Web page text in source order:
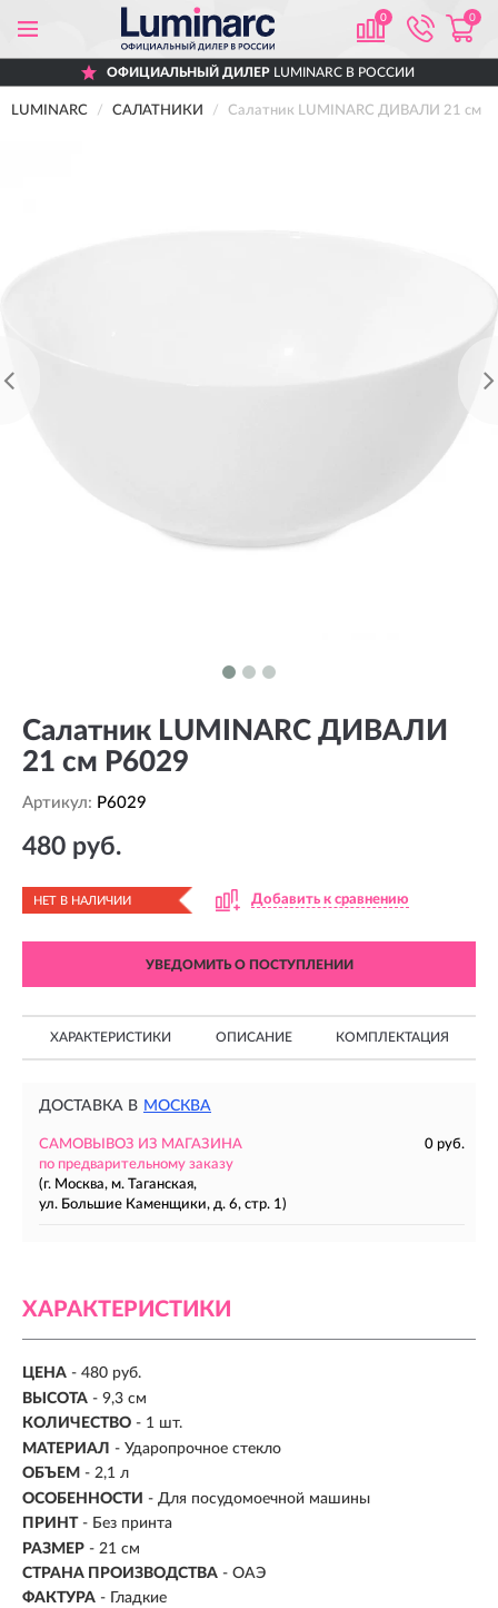
0 0
ОФИЦИАЛЬНЫЙ ДИЛЕР LUMINARC В РОССИИ
LUMINARC САЛАТНИКИ Салатник LUMINARC ДИВАЛИ 21 см
Салатник LUMINARC ДИВАЛИ
21 см P6029
Артикул: P6029
480 руб.
НЕТ В НАЛИЧИИ Добавить к сравнению
УВЕДОМИТЬ О ПОСТУПЛЕНИИ
ХАРАКТЕРИСТИКИ ОПИСАНИЕ КОМПЛЕКТАЦИЯ
ДОСТАВКА В МОСКВА
САМОВЫВОЗ ИЗ МАГАЗИНА
0 руб.
по предварительному заказу
(г. Москва, м. Таганская,
ул. Большие Каменщики, д. 6, стр. 1)
ХАРАКТЕРИСТИКИ
ЦЕНА - 480 руб.
ВЫСОТА - 9,3 см
КОЛИЧЕСТВО - 1 шт.
МАТЕРИАЛ - Ударопрочное стекло
ОБЪЕМ - 2,1 л
ОСОБЕННОСТИ - Для посудомоечной машины
ПРИНТ - Без принта
РАЗМЕР - 21 см
СТРАНА ПРОИЗВОДСТВА - ОАЭ
ФАКТУРА - Гладкие